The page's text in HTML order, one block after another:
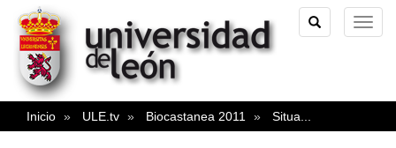
TOGGLE
SEARCH
Inicio ULE.tv Biocastanea 2011 Situa